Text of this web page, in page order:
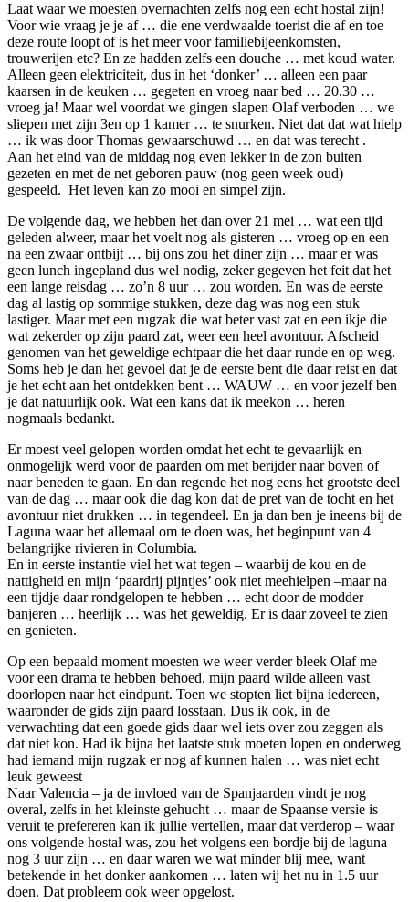
Laat waar we moesten overnachten zelfs nog een echt hostal zijn!
Voor wie vraag je je af … die ene verdwaalde toerist die af en toe
deze route loopt of is het meer voor familiebijeenkomsten,
trouwerijen etc? En ze hadden zelfs een douche … met koud water.
Alleen geen elektriciteit, dus in het ‘donker’ … alleen een paar
kaarsen in de keuken … gegeten en vroeg naar bed … 20.30 …
vroeg ja! Maar wel voordat we gingen slapen Olaf verboden … we
sliepen met zijn 3en op 1 kamer … te snurken. Niet dat dat wat hielp
… ik was door Thomas gewaarschuwd … en dat was terecht .
Aan het eind van de middag nog even lekker in de zon buiten
gezeten en met de net geboren pauw (nog geen week oud)
gespeeld. Het leven kan zo mooi en simpel zijn.
De volgende dag, we hebben het dan over 21 mei … wat een tijd
geleden alweer, maar het voelt nog als gisteren … vroeg op en een
na een zwaar ontbijt … bij ons zou het diner zijn … maar er was
geen lunch ingepland dus wel nodig, zeker gegeven het feit dat het
een lange reisdag … zo’n 8 uur … zou worden. En was de eerste
dag al lastig op sommige stukken, deze dag was nog een stuk
lastiger. Maar met een rugzak die wat beter vast zat en een ikje die
wat zekerder op zijn paard zat, weer een heel avontuur. Afscheid
genomen van het geweldige echtpaar die het daar runde en op weg.
Soms heb je dan het gevoel dat je de eerste bent die daar reist en dat
je het echt aan het ontdekken bent … WAUW … en voor jezelf ben
je dat natuurlijk ook. Wat een kans dat ik meekon … heren
nogmaals bedankt.
Er moest veel gelopen worden omdat het echt te gevaarlijk en
onmogelijk werd voor de paarden om met berijder naar boven of
naar beneden te gaan. En dan regende het nog eens het grootste deel
van de dag … maar ook die dag kon dat de pret van de tocht en het
avontuur niet drukken … in tegendeel. En ja dan ben je ineens bij de
Laguna waar het allemaal om te doen was, het beginpunt van 4
belangrijke rivieren in Columbia.
En in eerste instantie viel het wat tegen – waarbij de kou en de
nattigheid en mijn ‘paardrij pijntjes’ ook niet meehielpen –maar na
een tijdje daar rondgelopen te hebben … echt door de modder
banjeren … heerlijk … was het geweldig. Er is daar zoveel te zien
en genieten.
Op een bepaald moment moesten we weer verder bleek Olaf me
voor een drama te hebben behoed, mijn paard wilde alleen vast
doorlopen naar het eindpunt. Toen we stopten liet bijna iedereen,
waaronder de gids zijn paard losstaan. Dus ik ook, in de
verwachting dat een goede gids daar wel iets over zou zeggen als
dat niet kon. Had ik bijna het laatste stuk moeten lopen en onderweg
had iemand mijn rugzak er nog af kunnen halen … was niet echt
leuk geweest
Naar Valencia – ja de invloed van de Spanjaarden vindt je nog
overal, zelfs in het kleinste gehucht … maar de Spaanse versie is
veruit te prefereren kan ik jullie vertellen, maar dat verderop – waar
ons volgende hostal was, zou het volgens een bordje bij de laguna
nog 3 uur zijn … en daar waren we wat minder blij mee, want
betekende in het donker aankomen … laten wij het nu in 1.5 uur
doen. Dat probleem ook weer opgelost.